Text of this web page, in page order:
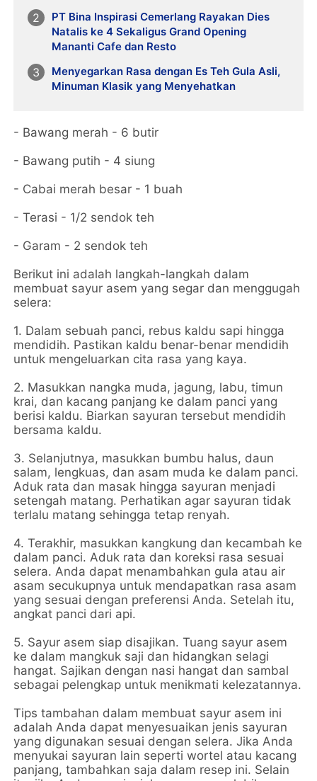
PT Bina Inspirasi Cemerlang Rayakan Dies
Natalis ke 4 Sekaligus Grand Opening
Mananti Cafe dan Resto
Menyegarkan Rasa dengan Es Teh Gula Asli,
Minuman Klasik yang Menyehatkan
- Bawang merah - 6 butir
- Bawang putih - 4 siung
- Cabai merah besar - 1 buah
- Terasi - 1/2 sendok teh
- Garam - 2 sendok teh
Berikut ini adalah langkah-langkah dalam
membuat sayur asem yang segar dan menggugah
selera:
1. Dalam sebuah panci, rebus kaldu sapi hingga
mendidih. Pastikan kaldu benar-benar mendidih
untuk mengeluarkan cita rasa yang kaya.
2. Masukkan nangka muda, jagung, labu, timun
krai, dan kacang panjang ke dalam panci yang
berisi kaldu. Biarkan sayuran tersebut mendidih
bersama kaldu.
3. Selanjutnya, masukkan bumbu halus, daun
salam, lengkuas, dan asam muda ke dalam panci.
Aduk rata dan masak hingga sayuran menjadi
setengah matang. Perhatikan agar sayuran tidak
terlalu matang sehingga tetap renyah.
4. Terakhir, masukkan kangkung dan kecambah ke
dalam panci. Aduk rata dan koreksi rasa sesuai
selera. Anda dapat menambahkan gula atau air
asam secukupnya untuk mendapatkan rasa asam
yang sesuai dengan preferensi Anda. Setelah itu,
angkat panci dari api.
5. Sayur asem siap disajikan. Tuang sayur asem
ke dalam mangkuk saji dan hidangkan selagi
hangat. Sajikan dengan nasi hangat dan sambal
sebagai pelengkap untuk menikmati kelezatannya.
Tips tambahan dalam membuat sayur asem ini
adalah Anda dapat menyesuaikan jenis sayuran
yang digunakan sesuai dengan selera. Jika Anda
menyukai sayuran lain seperti wortel atau kacang
panjang, tambahkan saja dalam resep ini. Selain